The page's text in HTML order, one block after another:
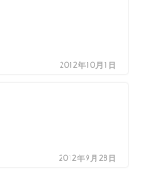
2012年10月1日
2012年9月28日